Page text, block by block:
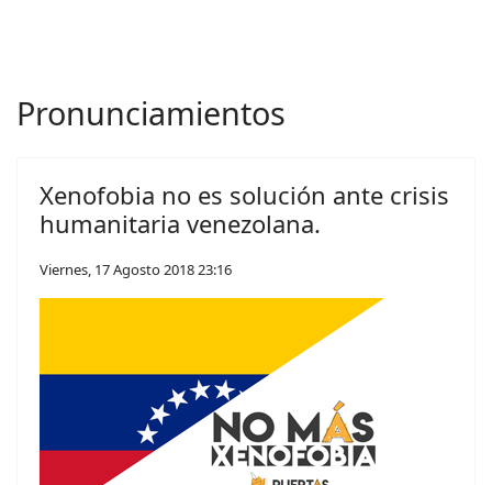
Pronunciamientos
Xenofobia no es solución ante crisis
humanitaria venezolana.
Viernes, 17 Agosto 2018 23:16